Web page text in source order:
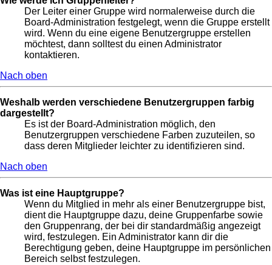
Der Leiter einer Gruppe wird normalerweise durch die
Board-Administration festgelegt, wenn die Gruppe erstellt
wird. Wenn du eine eigene Benutzergruppe erstellen
möchtest, dann solltest du einen Administrator
kontaktieren.
Nach oben
Weshalb werden verschiedene Benutzergruppen farbig
dargestellt?
Es ist der Board-Administration möglich, den
Benutzergruppen verschiedene Farben zuzuteilen, so
dass deren Mitglieder leichter zu identifizieren sind.
Nach oben
Was ist eine Hauptgruppe?
Wenn du Mitglied in mehr als einer Benutzergruppe bist,
dient die Hauptgruppe dazu, deine Gruppenfarbe sowie
den Gruppenrang, der bei dir standardmäßig angezeigt
wird, festzulegen. Ein Administrator kann dir die
Berechtigung geben, deine Hauptgruppe im persönlichen
Bereich selbst festzulegen.